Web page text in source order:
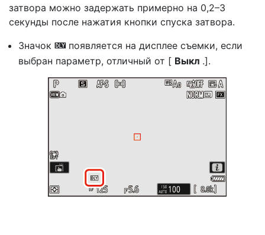
затвора можно задержать примерно на 0,2–3
секунды после нажатия кнопки спуска затвора.
Значок z появляется на дисплее съемки, если
выбран параметр, отличный от [ Выкл .].